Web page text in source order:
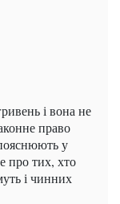
і вона не
право
у
про тих, хто
і чинних